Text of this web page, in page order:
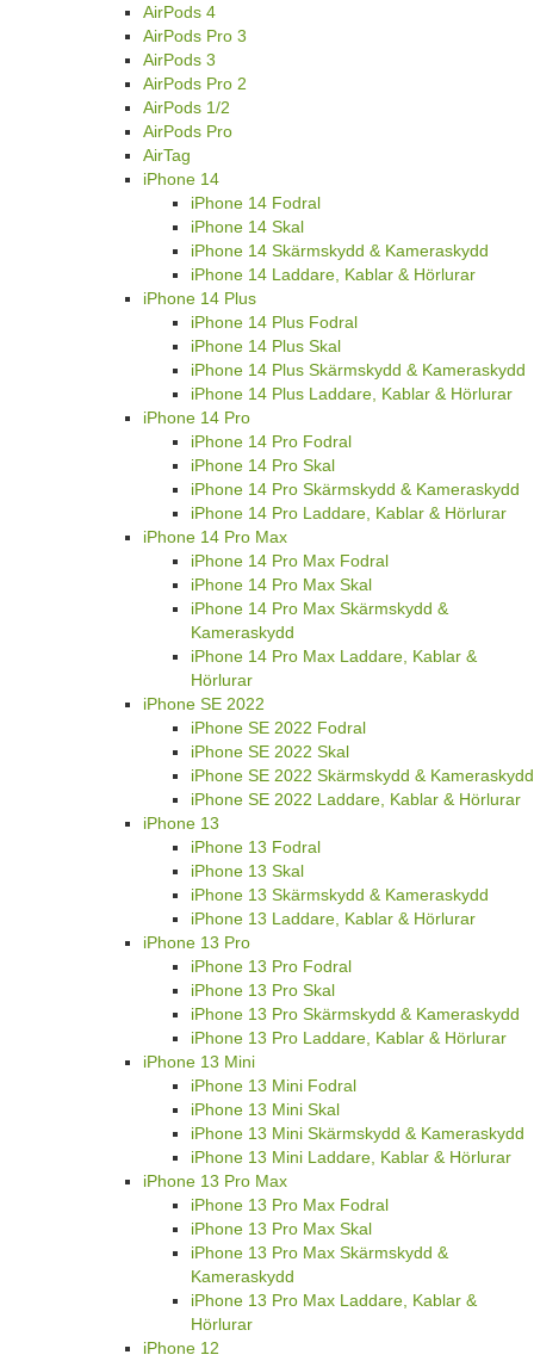
AirPods 4
AirPods Pro 3
AirPods 3
AirPods Pro 2
AirPods 1/2
AirPods Pro
AirTag
iPhone 14
iPhone 14 Fodral
iPhone 14 Skal
iPhone 14 Skärmskydd & Kameraskydd
iPhone 14 Laddare, Kablar & Hörlurar
iPhone 14 Plus
iPhone 14 Plus Fodral
iPhone 14 Plus Skal
iPhone 14 Plus Skärmskydd & Kameraskydd
iPhone 14 Plus Laddare, Kablar & Hörlurar
iPhone 14 Pro
iPhone 14 Pro Fodral
iPhone 14 Pro Skal
iPhone 14 Pro Skärmskydd & Kameraskydd
iPhone 14 Pro Laddare, Kablar & Hörlurar
iPhone 14 Pro Max
iPhone 14 Pro Max Fodral
iPhone 14 Pro Max Skal
iPhone 14 Pro Max Skärmskydd &
Kameraskydd
iPhone 14 Pro Max Laddare, Kablar &
Hörlurar
iPhone SE 2022
iPhone SE 2022 Fodral
iPhone SE 2022 Skal
iPhone SE 2022 Skärmskydd & Kameraskydd
iPhone SE 2022 Laddare, Kablar & Hörlurar
iPhone 13
iPhone 13 Fodral
iPhone 13 Skal
iPhone 13 Skärmskydd & Kameraskydd
iPhone 13 Laddare, Kablar & Hörlurar
iPhone 13 Pro
iPhone 13 Pro Fodral
iPhone 13 Pro Skal
iPhone 13 Pro Skärmskydd & Kameraskydd
iPhone 13 Pro Laddare, Kablar & Hörlurar
iPhone 13 Mini
iPhone 13 Mini Fodral
iPhone 13 Mini Skal
iPhone 13 Mini Skärmskydd & Kameraskydd
iPhone 13 Mini Laddare, Kablar & Hörlurar
iPhone 13 Pro Max
iPhone 13 Pro Max Fodral
iPhone 13 Pro Max Skal
iPhone 13 Pro Max Skärmskydd &
Kameraskydd
iPhone 13 Pro Max Laddare, Kablar &
Hörlurar
iPhone 12